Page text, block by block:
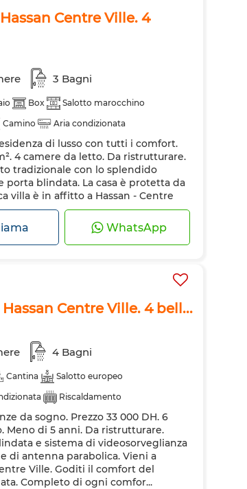
Centre Ville. 4
3 Bagni
Box
Salotto marocchino
Camino
Aria condizionata
rinforzata Ammessi animali domestici
di lusso con tutti i comfort.
4 camere da letto. Da ristrutturare.
tradizionale con lo splendido
blindata. La casa è protetta da
villa è in affitto a Hassan - Centre
al comfo...
WhatsApp
Centre Ville. 4 bell...
4 Bagni
Cantina
Salotto europeo
Riscaldamento
animali domestici
da sogno. Prezzo 33 000 DH. 6
Meno di 5 anni. Da ristrutturare.
e sistema di videosorveglianza
di antenna parabolica. Vieni a
Ville. Goditi il comfort del
Completo di ogni comfor...